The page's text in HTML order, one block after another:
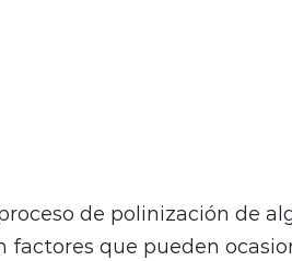
de polinización de
factores que pueden